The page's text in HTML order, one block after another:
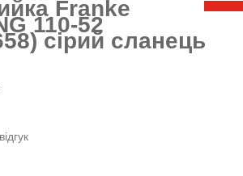
Franke
110-52
сірий сланець